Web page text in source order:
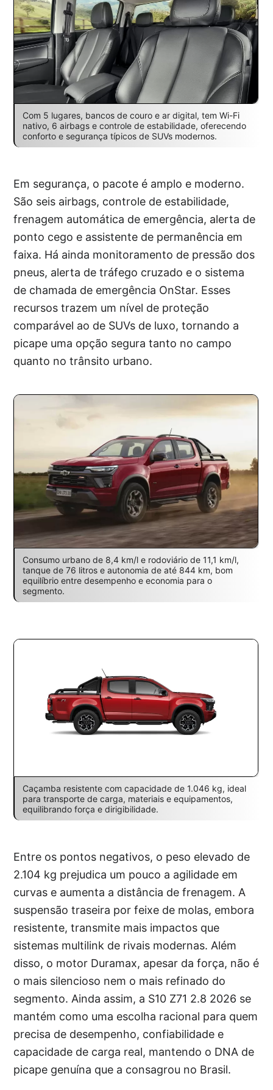
Com 5 lugares, bancos de couro e ar digital, tem Wi-Fi
nativo, 6 airbags e controle de estabilidade, oferecendo
conforto e segurança típicos de SUVs modernos.
Em segurança, o pacote é amplo e moderno.
São seis airbags, controle de estabilidade,
frenagem automática de emergência, alerta de
ponto cego e assistente de permanência em
faixa. Há ainda monitoramento de pressão dos
pneus, alerta de tráfego cruzado e o sistema
de chamada de emergência OnStar. Esses
recursos trazem um nível de proteção
comparável ao de SUVs de luxo, tornando a
picape uma opção segura tanto no campo
quanto no trânsito urbano.
Consumo urbano de 8,4 km/l e rodoviário de 11,1 km/l,
tanque de 76 litros e autonomia de até 844 km, bom
equilíbrio entre desempenho e economia para o
segmento.
Caçamba resistente com capacidade de 1.046 kg, ideal
para transporte de carga, materiais e equipamentos,
equilibrando força e dirigibilidade.
Entre os pontos negativos, o peso elevado de
2.104 kg prejudica um pouco a agilidade em
curvas e aumenta a distância de frenagem. A
suspensão traseira por feixe de molas, embora
resistente, transmite mais impactos que
sistemas multilink de rivais modernas. Além
disso, o motor Duramax, apesar da força, não é
o mais silencioso nem o mais refinado do
segmento. Ainda assim, a S10 Z71 2.8 2026 se
mantém como uma escolha racional para quem
precisa de desempenho, confiabilidade e
capacidade de carga real, mantendo o DNA de
picape genuína que a consagrou no Brasil.